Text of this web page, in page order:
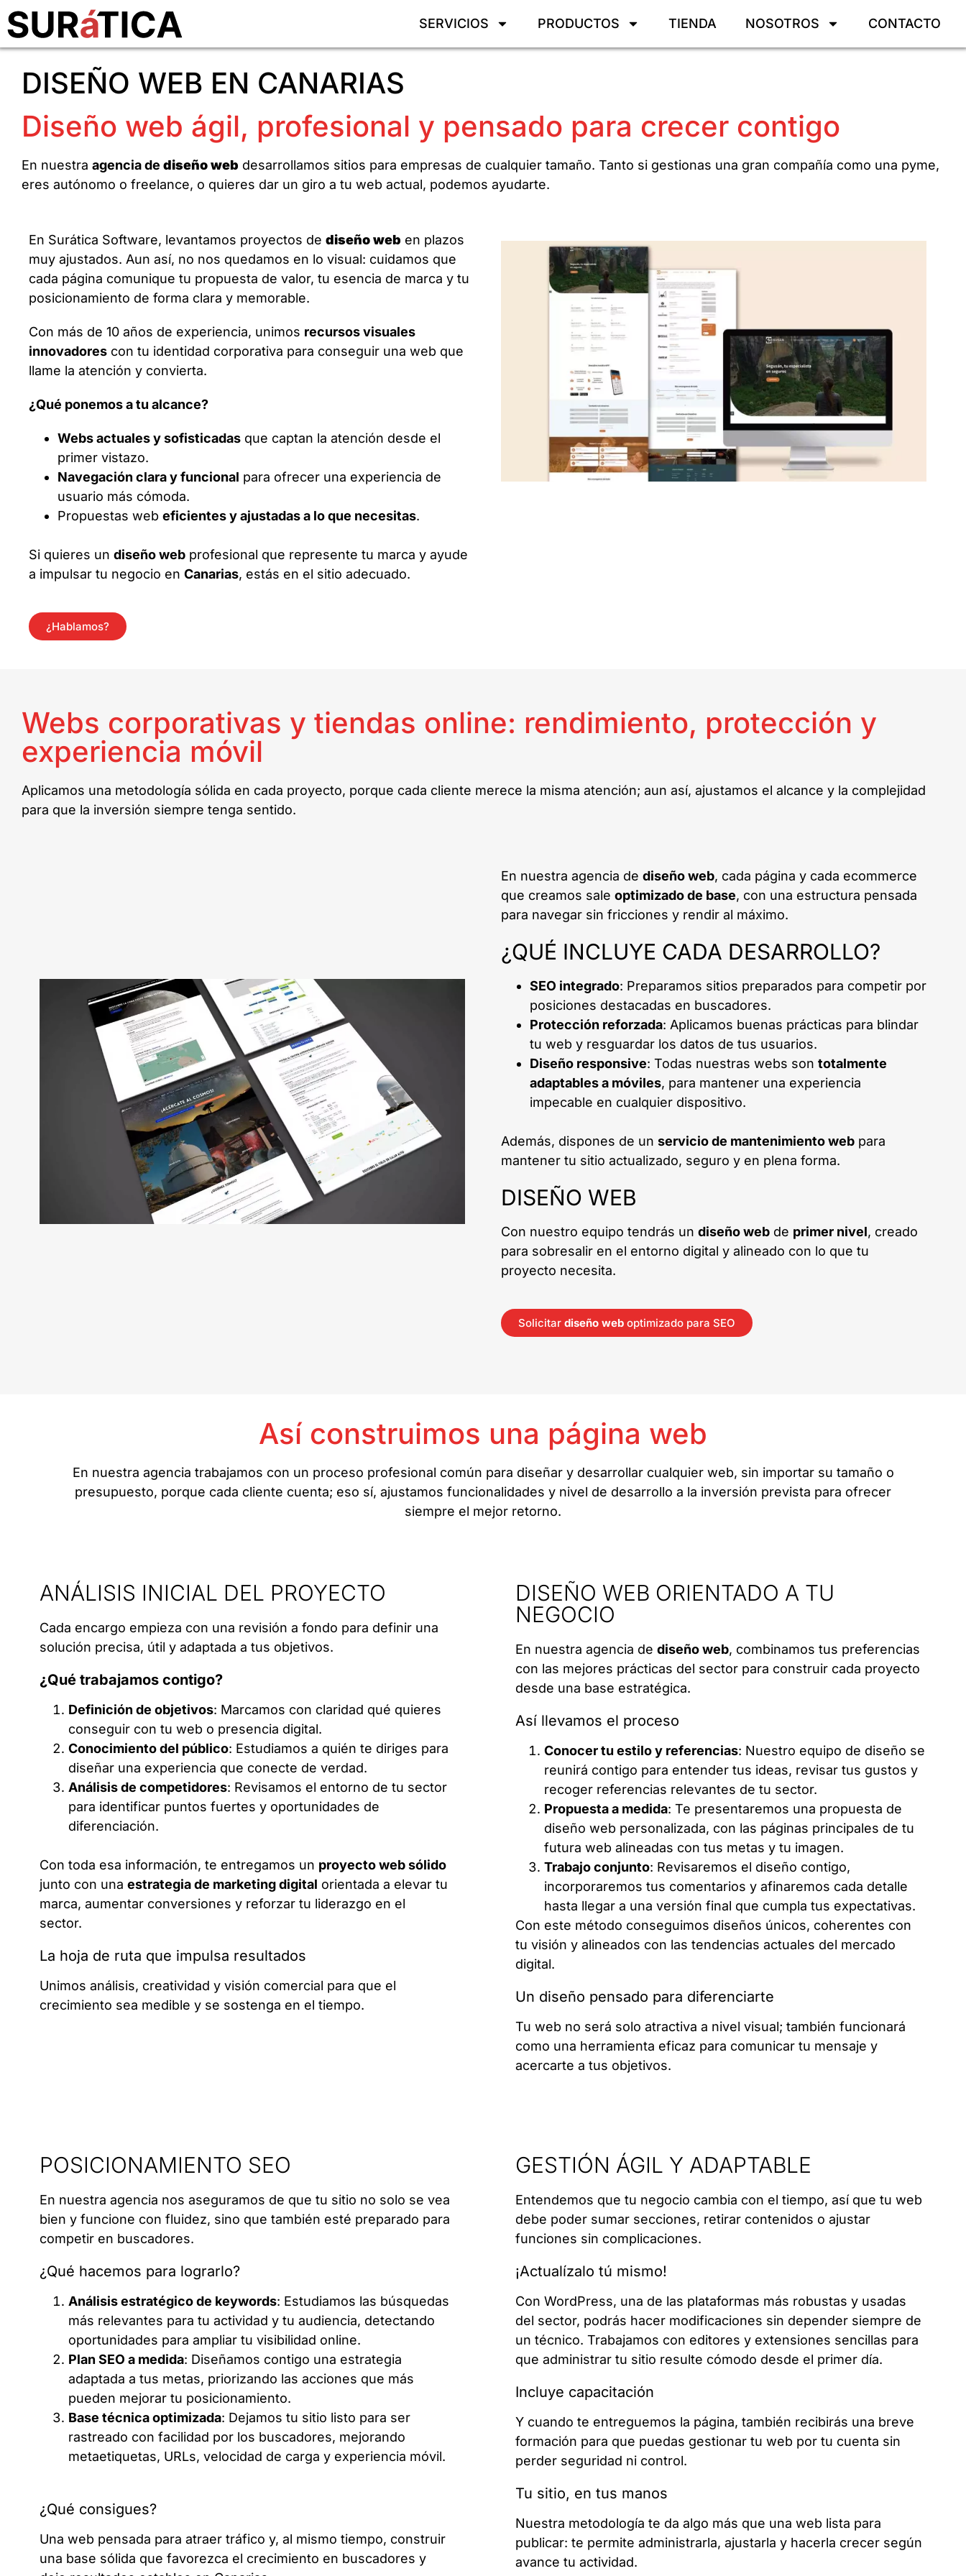
SERVICIOS PRODUCTOS TIENDA NOSOTROS CONTACTO
DISEÑO WEB EN CANARIAS
Diseño web ágil, profesional y pensado para crecer contigo
En nuestra agencia de diseño web desarrollamos sitios para empresas de cualquier tamaño. Tanto si gestionas una gran compañía como una pyme,
eres autónomo o freelance, o quieres dar un giro a tu web actual, podemos ayudarte.
En Surática Software, levantamos proyectos de diseño web en plazos
muy ajustados. Aun así, no nos quedamos en lo visual: cuidamos que
cada página comunique tu propuesta de valor, tu esencia de marca y tu
posicionamiento de forma clara y memorable.
Con más de 10 años de experiencia, unimos recursos visuales
innovadores con tu identidad corporativa para conseguir una web que
llame la atención y convierta.
¿Qué ponemos a tu alcance?
Webs actuales y sofisticadas que captan la atención desde el
primer vistazo.
Navegación clara y funcional para ofrecer una experiencia de
usuario más cómoda.
Propuestas web eficientes y ajustadas a lo que necesitas.
Si quieres un diseño web profesional que represente tu marca y ayude
a impulsar tu negocio en Canarias, estás en el sitio adecuado.
¿Hablamos?
Webs corporativas y tiendas online: rendimiento, protección y
experiencia móvil​
Aplicamos una metodología sólida en cada proyecto, porque cada cliente merece la misma atención; aun así, ajustamos el alcance y la complejidad
para que la inversión siempre tenga sentido.
En nuestra agencia de diseño web, cada página y cada ecommerce
que creamos sale optimizado de base, con una estructura pensada
para navegar sin fricciones y rendir al máximo.
¿QUÉ INCLUYE CADA DESARROLLO?
SEO integrado: Preparamos sitios preparados para competir por
posiciones destacadas en buscadores.
Protección reforzada: Aplicamos buenas prácticas para blindar
tu web y resguardar los datos de tus usuarios.
Diseño responsive: Todas nuestras webs son totalmente
adaptables a móviles, para mantener una experiencia
impecable en cualquier dispositivo.
Además, dispones de un servicio de mantenimiento web para
mantener tu sitio actualizado, seguro y en plena forma.
DISEÑO WEB
Con nuestro equipo tendrás un diseño web de primer nivel, creado
para sobresalir en el entorno digital y alineado con lo que tu
proyecto necesita.
Solicitar diseño web optimizado para SEO
Así construimos una página web
En nuestra agencia trabajamos con un proceso profesional común para diseñar y desarrollar cualquier web, sin importar su tamaño o
presupuesto, porque cada cliente cuenta; eso sí, ajustamos funcionalidades y nivel de desarrollo a la inversión prevista para ofrecer
siempre el mejor retorno.
ANÁLISIS INICIAL DEL PROYECTO
Cada encargo empieza con una revisión a fondo para definir una
solución precisa, útil y adaptada a tus objetivos.
¿Qué trabajamos contigo?
Definición de objetivos: Marcamos con claridad qué quieres
conseguir con tu web o presencia digital.
Conocimiento del público: Estudiamos a quién te diriges para
diseñar una experiencia que conecte de verdad.
Análisis de competidores: Revisamos el entorno de tu sector
para identificar puntos fuertes y oportunidades de
diferenciación.
Con toda esa información, te entregamos un proyecto web sólido
junto con una estrategia de marketing digital orientada a elevar tu
marca, aumentar conversiones y reforzar tu liderazgo en el
sector.
La hoja de ruta que impulsa resultados
Unimos análisis, creatividad y visión comercial para que el
crecimiento sea medible y se sostenga en el tiempo.
DISEÑO WEB ORIENTADO A TU
NEGOCIO
En nuestra agencia de diseño web, combinamos tus preferencias
con las mejores prácticas del sector para construir cada proyecto
desde una base estratégica.
Así llevamos el proceso
Conocer tu estilo y referencias: Nuestro equipo de diseño se
reunirá contigo para entender tus ideas, revisar tus gustos y
recoger referencias relevantes de tu sector.
Propuesta a medida: Te presentaremos una propuesta de
diseño web personalizada, con las páginas principales de tu
futura web alineadas con tus metas y tu imagen.
Trabajo conjunto: Revisaremos el diseño contigo,
incorporaremos tus comentarios y afinaremos cada detalle
hasta llegar a una versión final que cumpla tus expectativas.
Con este método conseguimos diseños únicos, coherentes con
tu visión y alineados con las tendencias actuales del mercado
digital.
Un diseño pensado para diferenciarte
Tu web no será solo atractiva a nivel visual; también funcionará
como una herramienta eficaz para comunicar tu mensaje y
acercarte a tus objetivos.
POSICIONAMIENTO SEO
En nuestra agencia nos aseguramos de que tu sitio no solo se vea
bien y funcione con fluidez, sino que también esté preparado para
competir en buscadores.
¿Qué hacemos para lograrlo?
Análisis estratégico de keywords: Estudiamos las búsquedas
más relevantes para tu actividad y tu audiencia, detectando
oportunidades para ampliar tu visibilidad online.
Plan SEO a medida: Diseñamos contigo una estrategia
adaptada a tus metas, priorizando las acciones que más
pueden mejorar tu posicionamiento.
Base técnica optimizada: Dejamos tu sitio listo para ser
rastreado con facilidad por los buscadores, mejorando
metaetiquetas, URLs, velocidad de carga y experiencia móvil.
¿Qué consigues?
Una web pensada para atraer tráfico y, al mismo tiempo, construir
una base sólida que favorezca el crecimiento en buscadores y
GESTIÓN ÁGIL Y ADAPTABLE
Entendemos que tu negocio cambia con el tiempo, así que tu web
debe poder sumar secciones, retirar contenidos o ajustar
funciones sin complicaciones.
¡Actualízalo tú mismo!
Con WordPress, una de las plataformas más robustas y usadas
del sector, podrás hacer modificaciones sin depender siempre de
un técnico. Trabajamos con editores y extensiones sencillas para
que administrar tu sitio resulte cómodo desde el primer día.
Incluye capacitación
Y cuando te entreguemos la página, también recibirás una breve
formación para que puedas gestionar tu web por tu cuenta sin
perder seguridad ni control.
Tu sitio, en tus manos
Nuestra metodología te da algo más que una web lista para
publicar: te permite administrarla, ajustarla y hacerla crecer según
avance tu actividad.